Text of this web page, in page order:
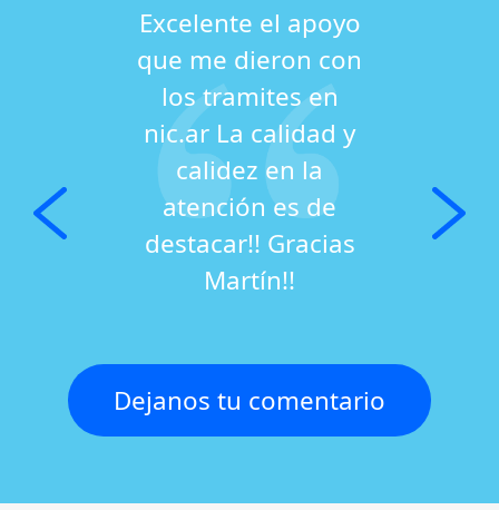
Excelente el apoyo
que me dieron con
los tramites en
nic.ar La calidad y
calidez en la
atención es de
destacar!! Gracias
Martín!!
Dejanos tu comentario